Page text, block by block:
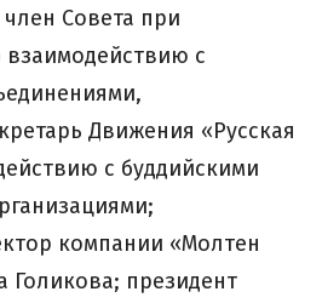
Совета при
с
Движения «Русская
с буддийскими
компании «Молтен
Голикова; президент